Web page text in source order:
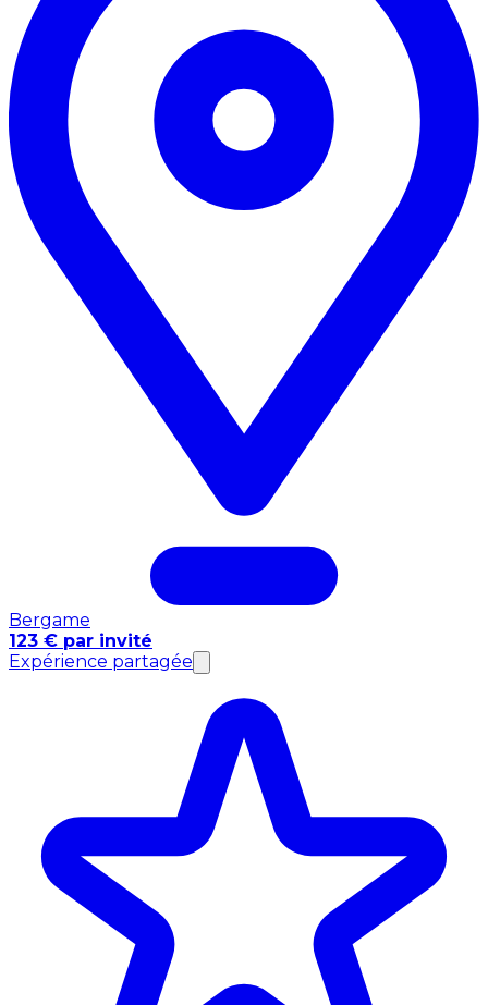
Bergame
123 € par invité
Expérience partagée